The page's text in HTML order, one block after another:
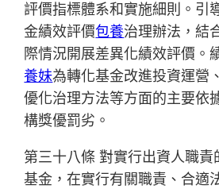
評價指標體系和實施細則。引
金績效評價包養治理辦法，結
際情況開展差異化績效評價。
養妹為轉化基金改進投資運營
優化治理方法等方面的主要依
構獎優罰劣。
第三十八條 對實行出資人職責
基金，在實行有關職責、合適